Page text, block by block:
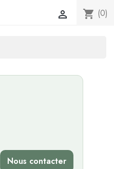
shopping_cart (0)

Nous contacter